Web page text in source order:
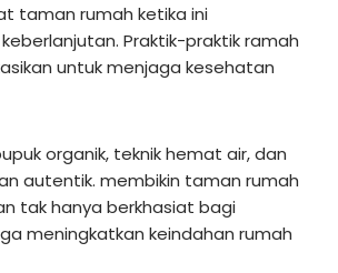
taman rumah ketika ini
Praktik-praktik ramah
untuk menjaga kesehatan
organik, teknik hemat air, dan
autentik. membikin taman rumah
tak hanya berkhasiat bagi
meningkatkan keindahan rumah